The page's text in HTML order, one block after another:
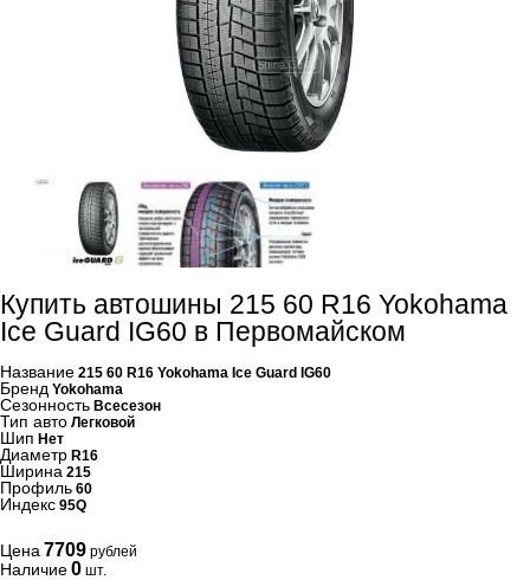
Купить автошины 215 60 R16 Yokohama
Ice Guard IG60 в Первомайском
Название 215 60 R16 Yokohama Ice Guard IG60
Бренд Yokohama
Сезонность Всесезон
Тип авто Легковой
Шип Нет
Диаметр R16
Ширина 215
Профиль 60
Индекс 95Q
Цена 7709 рублей
Наличие0 шт.